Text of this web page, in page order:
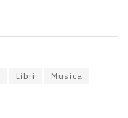
Libri
Musica